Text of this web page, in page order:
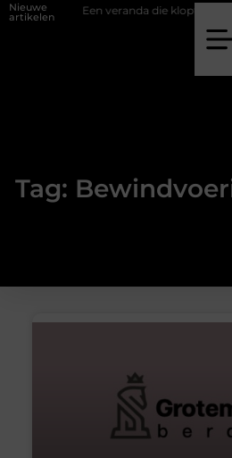
Nieuwe
artikelen Een veranda die klopt begint
Tag: